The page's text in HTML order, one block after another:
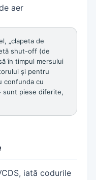
aer
„clapeta de
shut-off (de
în timpul mersului
și pentru
confunda cu
sunt piese diferite,
iată codurile